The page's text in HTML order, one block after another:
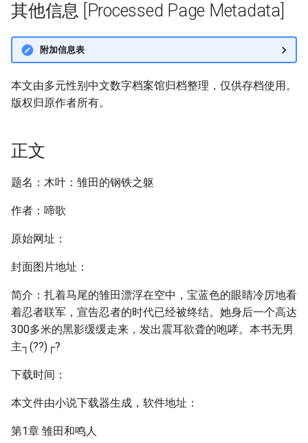
其他信息 [Processed Page Metadata]
附加信息表
本文由多元性别中文数字档案馆归档整理，仅供存档使用。
版权归原作者所有。
正文
题名：木叶：雏田的钢铁之躯
作者：啼歌
原始网址：
封面图片地址：
简介：扎着马尾的雏田漂浮在空中，宝蓝色的眼睛冷厉地看
着忍者联军，宣告忍者的时代已经被终结。她身后一个高达
300多米的黑影缓缓走来，发出震耳欲聋的咆哮。本书无男
主┐(??)┌?
下载时间：
本文件由小说下载器生成，软件地址：
第1章 雏田和鸣人